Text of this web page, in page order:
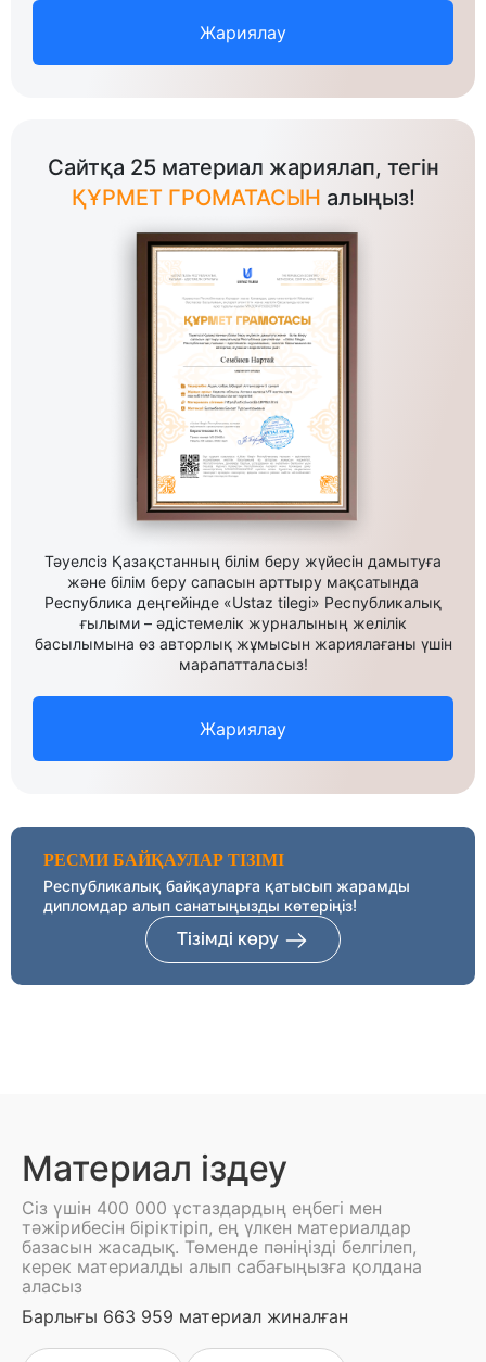
Жариялау
Сайтқа 25 материал жариялап, тегін
ҚҰРМЕТ ГРОМАТАСЫН алыңыз!
Тәуелсіз Қазақстанның білім беру жүйесін дамытуға
және білім беру сапасын арттыру мақсатында
Республика деңгейінде «Ustaz tilegi» Республикалық
ғылыми – әдістемелік журналының желілік
басылымына өз авторлық жұмысын жариялағаны үшін
марапатталасыз!
Жариялау
РЕСМИ БАЙҚАУЛАР ТІЗІМІ
Республикалық байқауларға қатысып жарамды
дипломдар алып санатыңызды көтеріңіз!
Тізімді көру
Материал іздеу
Сіз үшін 400 000 ұстаздардың еңбегі мен
тәжірибесін біріктіріп, ең үлкен материалдар
базасын жасадық. Төменде пәніңізді белгілеп,
керек материалды алып сабағыңызға қолдана
аласыз
Барлығы 663 959 материал жиналған